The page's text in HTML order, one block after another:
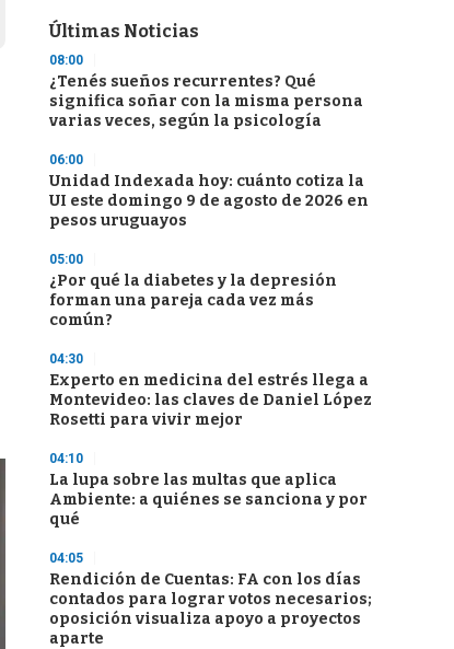
Últimas Noticias
08:00
¿Tenés sueños recurrentes? Qué
significa soñar con la misma persona
varias veces, según la psicología
06:00
Unidad Indexada hoy: cuánto cotiza la
UI este domingo 9 de agosto de 2026 en
pesos uruguayos
05:00
¿Por qué la diabetes y la depresión
forman una pareja cada vez más
común?
04:30
Experto en medicina del estrés llega a
Montevideo: las claves de Daniel López
Rosetti para vivir mejor
04:10
La lupa sobre las multas que aplica
Ambiente: a quiénes se sanciona y por
qué
04:05
Rendición de Cuentas: FA con los días
contados para lograr votos necesarios;
oposición visualiza apoyo a proyectos
aparte